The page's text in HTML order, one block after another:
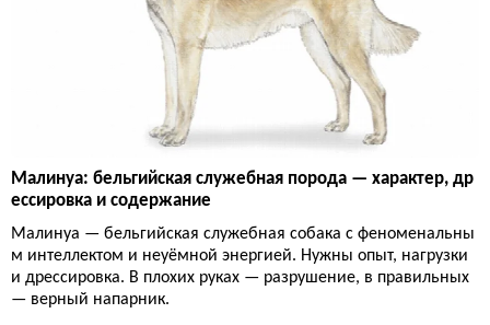
Малинуа: бельгийская служебная порода — характер, др
ессировка и содержание
Малинуа — бельгийская служебная собака с феноменальны
м интеллектом и неуёмной энергией. Нужны опыт, нагрузки
и дрессировка. В плохих руках — разрушение, в правильных
— верный напарник.